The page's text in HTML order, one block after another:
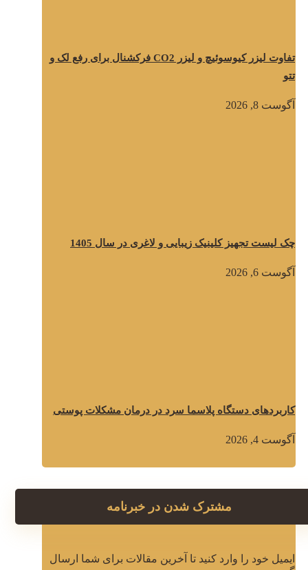
تفاوت لیزر کیوسوئیچ و لیزر CO2 فرکشنال برای رفع لک و
تتو
آگوست 8, 2026
چک لیست تجهیز کلینیک زیبایی و لاغری در سال 1405
آگوست 6, 2026
کاربردهای دستگاه پلاسما سرد در درمان مشکلات پوستی
آگوست 4, 2026
مشترک شدن در خبرنامه
ایمیل خود را وارد کنید تا آخرین مقالات برای شما ارسال